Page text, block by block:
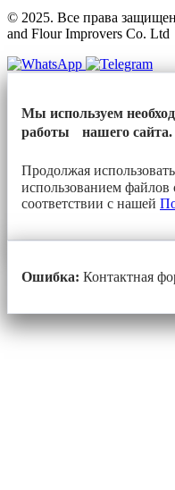
© 2025. Все права
and Flour Improvers Co. Ltd
Мы используем
работы нашего сайта.
Продолжая
использованием
соответствии с нашей
Ошибка: Контактная